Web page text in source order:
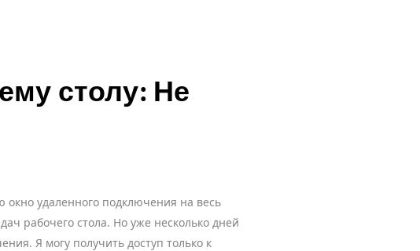
столу: Не
окно удаленного подключения на весь
рабочего стола. Но уже несколько дней
Я могу получить доступ только к